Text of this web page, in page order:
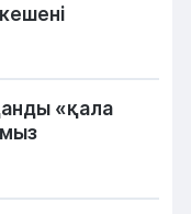
«қала